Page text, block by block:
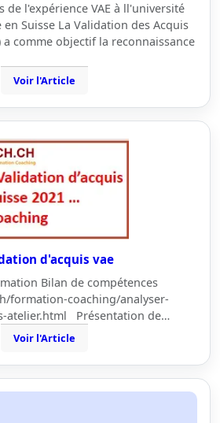
de l'expérience VAE à ll'université
Suisse La Validation des Acquis
a comme objectif la reconnaissance
Voir l'Article
d'acquis vae
Bilan de compétences
formation-coaching/analyser-
atelier.html Présentation de…
Voir l'Article